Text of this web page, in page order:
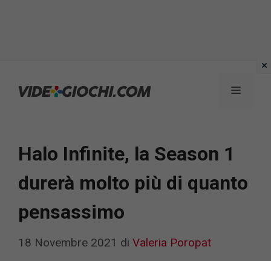
Menu
Halo Infinite, la Season 1
durerà molto più di quanto
pensassimo
18 Novembre 2021 di Valeria Poropat